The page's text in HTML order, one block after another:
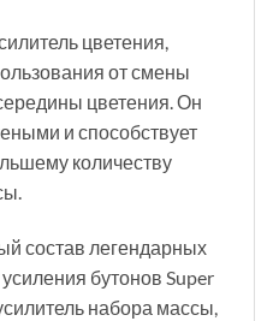
цветения,
от смены
цветения.Он
и способствует
количеству
состав легендарных
бутонов Super
набора массы,